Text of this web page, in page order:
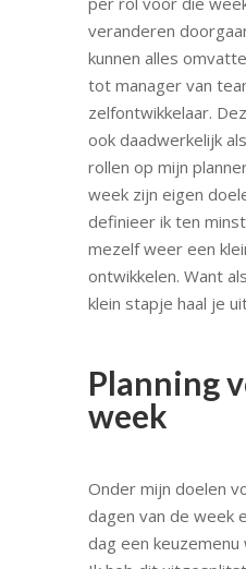
veranderen
kunnen alles
tot manager van
zelfontwikkelaar.
ook daadwerkelijk
rollen op mijn
week zijn eigen
definieer ik ten
mezelf weer een
ontwikkelen. Want
klein stapje haal je
Planning
week
Onder mijn doelen
dagen van de week
dag een keuzemenu